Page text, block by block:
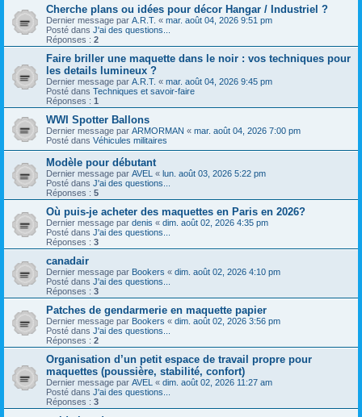
Cherche plans ou idées pour décor Hangar / Industriel ?
Dernier message par A.R.T. « mar. août 04, 2026 9:51 pm
Posté dans J'ai des questions...
Réponses : 2
Faire briller une maquette dans le noir : vos techniques pour
les details lumineux ?
Dernier message par A.R.T. « mar. août 04, 2026 9:45 pm
Posté dans Techniques et savoir-faire
Réponses : 1
WWI Spotter Ballons
Dernier message par ARMORMAN « mar. août 04, 2026 7:00 pm
Posté dans Véhicules militaires
Modèle pour débutant
Dernier message par AVEL « lun. août 03, 2026 5:22 pm
Posté dans J'ai des questions...
Réponses : 5
Où puis-je acheter des maquettes en Paris en 2026?
Dernier message par denis « dim. août 02, 2026 4:35 pm
Posté dans J'ai des questions...
Réponses : 3
canadair
Dernier message par Bookers « dim. août 02, 2026 4:10 pm
Posté dans J'ai des questions...
Réponses : 3
Patches de gendarmerie en maquette papier
Dernier message par Bookers « dim. août 02, 2026 3:56 pm
Posté dans J'ai des questions...
Réponses : 2
Organisation d’un petit espace de travail propre pour
maquettes (poussière, stabilité, confort)
Dernier message par AVEL « dim. août 02, 2026 11:27 am
Posté dans J'ai des questions...
Réponses : 3